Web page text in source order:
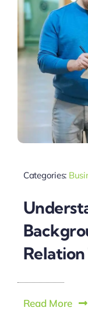
Categories:
Read More